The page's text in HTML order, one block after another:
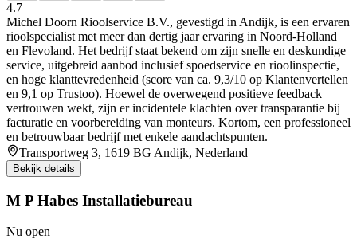
4.7
Michel Doorn Rioolservice B.V., gevestigd in Andijk, is een ervaren
rioolspecialist met meer dan dertig jaar ervaring in Noord‑Holland
en Flevoland. Het bedrijf staat bekend om zijn snelle en deskundige
service, uitgebreid aanbod inclusief spoedservice en rioolinspectie,
en hoge klanttevredenheid (score van ca. 9,3/10 op Klantenvertellen
en 9,1 op Trustoo). Hoewel de overwegend positieve feedback
vertrouwen wekt, zijn er incidentele klachten over transparantie bij
facturatie en voorbereiding van monteurs. Kortom, een professioneel
en betrouwbaar bedrijf met enkele aandachtspunten.
Transportweg 3, 1619 BG Andijk, Nederland
Bekijk details
M P Habes Installatiebureau
Nu open